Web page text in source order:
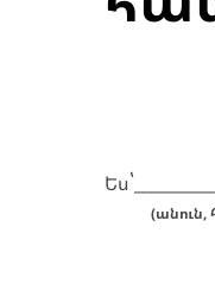
Ես՝
(անուն,